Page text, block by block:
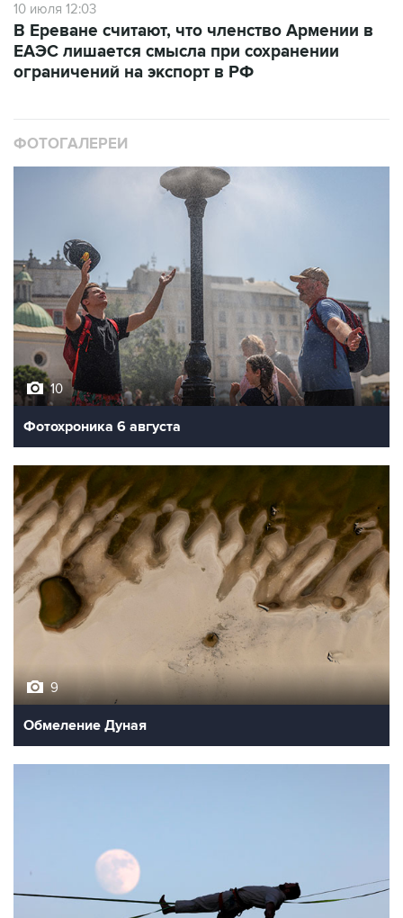
10 июля 12:03
В Ереване считают, что членство Армении в
ЕАЭС лишается смысла при сохранении
ограничений на экспорт в РФ
ФОТОГАЛЕРЕИ
10
Фотохроника 6 августа
9
Обмеление Дуная